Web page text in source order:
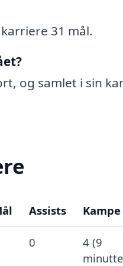
31 mål.
og samlet i sin
Assists Kampe
0
4 (9